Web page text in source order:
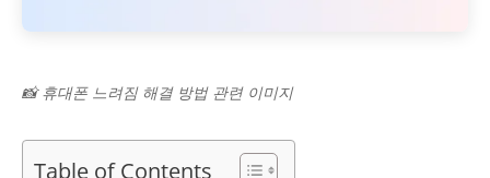
📸 휴대폰 느려짐 해결 방법 관련 이미지
Table of Contents